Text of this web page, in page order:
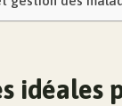
idéales